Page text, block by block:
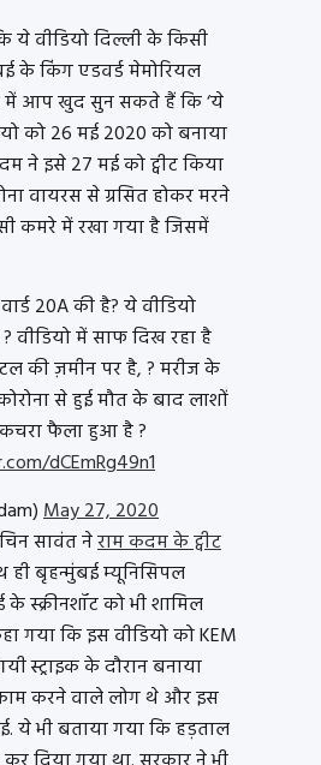
ये वीडियो दिल्ली के किसी
के किंग एडवर्ड मेमोरियल
में आप खुद सुन सकते हैं कि ‘ये
को 26 मई 2020 को बनाया
ने इसे 27 मई को ट्वीट किया
वायरस से ग्रसित होकर मरने
कमरे में रखा गया है जिसमें
20A की है? ये वीडियो
वीडियो में साफ दिख रहा है
की ज़मीन पर है, ? मरीज के
से हुई मौत के बाद लाशों
कचरा फैला हुआ है ?
dCEmRg49n1
May 27, 2020
सावंत नेराम कदम के ट्वीट
ही बृहन्मुंबई म्यूनिसिपल
स्क्रीनशॉट को भी शामिल
गया कि इस वीडियो को KEM
स्ट्राइक के दौरान बनाया
करने वाले लोग थे और इस
ये भी बताया गया कि हड़ताल